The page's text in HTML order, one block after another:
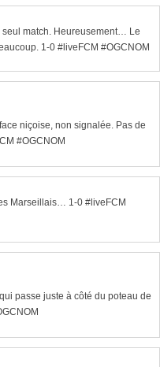
seul match. Heureusement… Le
1-0 #liveFCM #OGCNOM
niçoise, non signalée. Pas de
#OGCNOM
Marseillais… 1-0 #liveFCM
passe juste à côté du poteau de